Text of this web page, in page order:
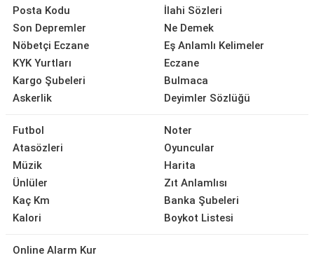
Posta Kodu
Son Depremler
Nöbetçi Eczane
KYK Yurtları
Kargo Şubeleri
Askerlik
İlahi Sözleri
Ne Demek
Eş Anlamlı Kelimeler
Eczane
Bulmaca
Deyimler Sözlüğü
Futbol
Atasözleri
Müzik
Ünlüler
Kaç Km
Kalori
Noter
Oyuncular
Harita
Zıt Anlamlısı
Banka Şubeleri
Boykot Listesi
Online Alarm Kur